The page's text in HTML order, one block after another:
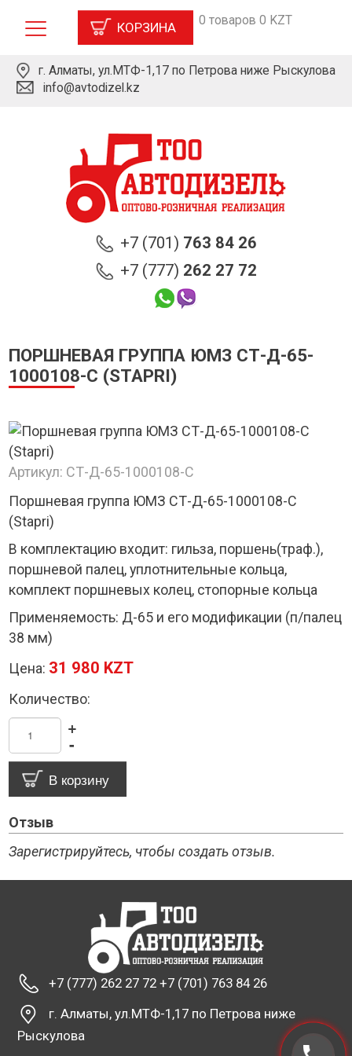
КОРЗИНА 0 товаров 0 KZT
г. Алматы, ул.МТФ-1,17 по Петрова ниже Рыскулова
info@avtodizel.kz
+7 (701) 763 84 26
+7 (777) 262 27 72
ПОРШНЕВАЯ ГРУППА ЮМЗ СТ-Д-65-
1000108-С (STAPRI)
Артикул: СТ-Д-65-1000108-С
Поршневая группа ЮМЗ СТ-Д-65-1000108-С
(Stapri)
В комплектацию входит: гильза, поршень(траф.),
поршневой палец, уплотнительные кольца,
комплект поршневых колец, стопорные кольца
Применяемость: Д-65 и его модификации (п/палец
38 мм)
Цена: 31 980 KZT
Количество:
-
+
Отзыв
Зарегистрируйтесь, чтобы создать отзыв.
+7 (777) 262 27 72 +7 (701) 763 84 26
г. Алматы, ул.МТФ-1,17 по Петрова ниже
Рыскулова